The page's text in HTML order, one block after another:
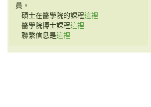
員。
碩士在醫學院的課程這裡
醫學院博士課程這裡
聯繫信息是這裡